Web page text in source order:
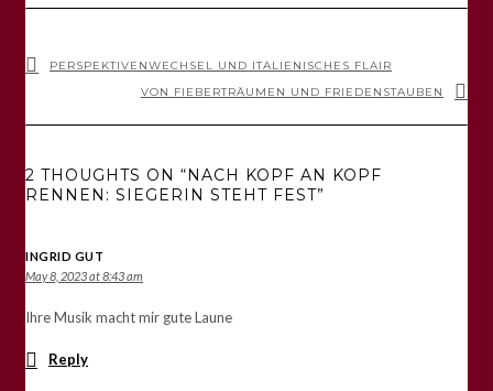
PERSPEKTIVENWECHSEL UND ITALIENISCHES FLAIR
VON FIEBERTRÄUMEN UND FRIEDENSTAUBEN
2 THOUGHTS ON “NACH KOPF AN KOPF
RENNEN: SIEGERIN STEHT FEST”
INGRID GUT
May 8, 2023 at 8:43 am
Ihre Musik macht mir gute Laune
Reply